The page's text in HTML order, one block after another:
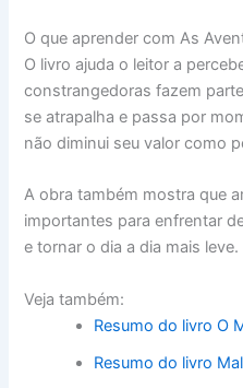
O que aprender com As
O livro ajuda o leitor a
constrangedoras fazem
se atrapalha e passa por
não diminui seu valor como
A obra também mostra que
importantes para enfrentar
e tornar o dia a dia mais leve.
Veja também:
Resumo do livro O
Resumo do livro